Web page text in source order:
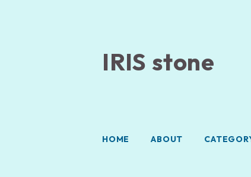
IRIS stone
HOME ABOUT